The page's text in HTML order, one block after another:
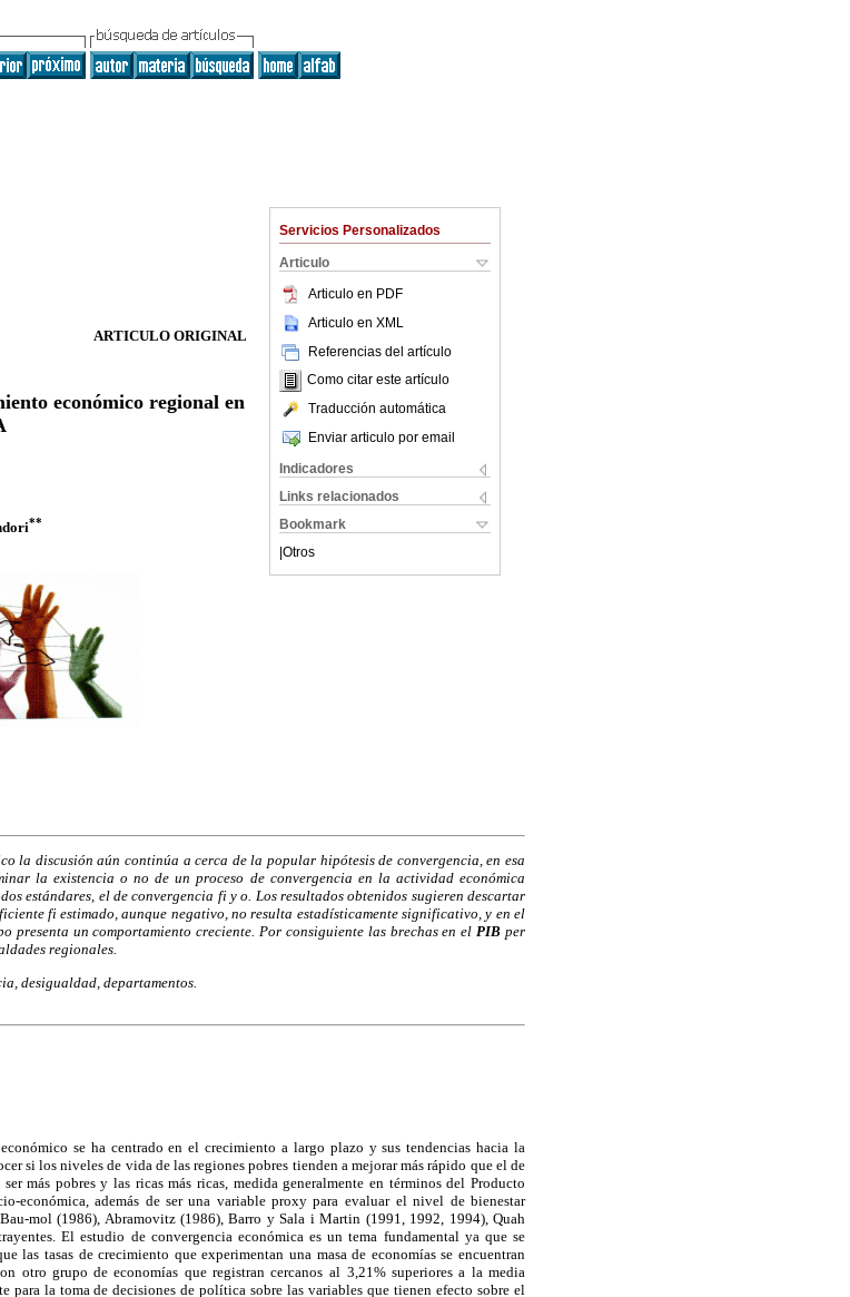
Servicios Personalizados
Articulo
Articulo en PDF
Articulo en XML
Referencias del artículo
Como citar este artículo
Traducción automática
Enviar articulo por email
Indicadores
Links relacionados
Bookmark
Otros
ARTICULO ORIGINAL
económicoregional en
**
la discusión aún continúa a cerca de la popular hipótesis de convergencia, en esa
la existencia o no de un proceso de convergencia en la actividad económica
estándares, el de convergencia fi y o. Los resultados obtenidos sugieren descartar
fi estimado, aunque negativo, no resulta estadísticamente significativo, y en el
presenta un comportamiento creciente. Por consiguiente las brechas en elPIBper
regionales.
desigualdad, departamentos.
se ha centrado en el crecimiento a largo plazo y sus tendencias hacia la
si los niveles de vida de las regiones pobres tienden a mejorar más rápido que el de
más pobres y las ricas más ricas, medida generalmente en términos del Producto
económica, además de ser una variable proxy para evaluar el nivel de bienestar
mol (1986), Abramovitz (1986), Barro y Sala i Martin (1991, 1992, 1994), Quah
El estudio de convergencia económica es un tema fundamental ya que se
las tasas de crecimiento que experimentan una masa de economías se encuentran
otro grupo de economías que registran cercanos al 3,21% superiores a la media
para la toma de decisiones de política sobre las variables que tienen efecto sobre el